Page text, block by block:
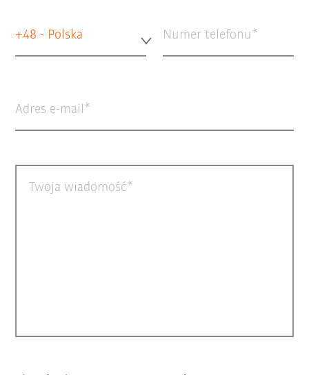
+48 - Polska Numer telefonu
Adres e-mail
Twoja wiadomość